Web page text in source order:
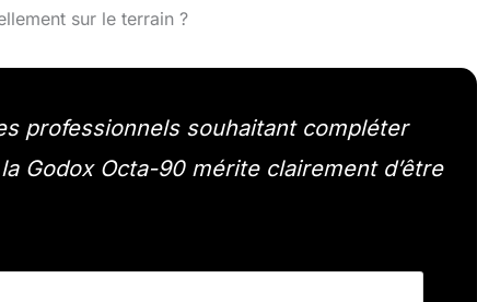
sur le terrain ?
professionnels souhaitant compléter
Godox Octa-90 mérite clairement d’être